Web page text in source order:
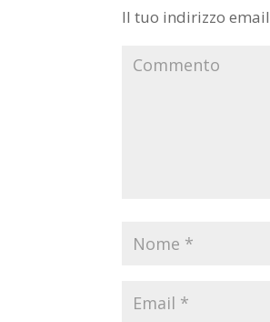
Il tuo indirizzo